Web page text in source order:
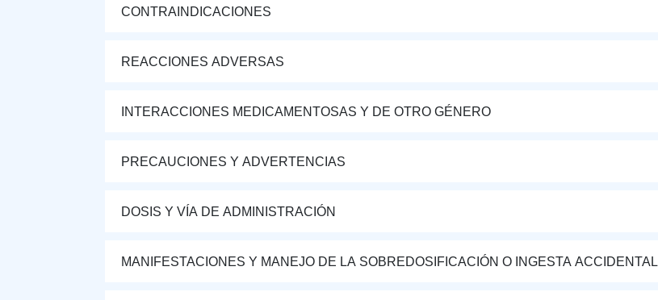
CONTRAINDICACIONES
REACCIONES ADVERSAS
INTERACCIONES MEDICAMENTOSAS Y DE OTRO GÉNERO
PRECAUCIONES Y ADVERTENCIAS
DOSIS Y VÍA DE ADMINISTRACIÓN
MANIFESTACIONES Y MANEJO DE LA SOBREDOSIFICACIÓN O INGESTA ACCIDENTAL